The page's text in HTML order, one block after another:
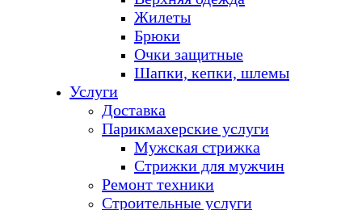
Жилеты
Брюки
Очки защитные
Шапки, кепки, шлемы
Услуги
Доставка
Парикмахерские услуги
Мужская стрижка
Стрижки для мужчин
Ремонт техники
Строительные услуги